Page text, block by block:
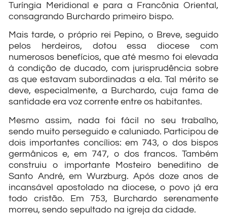
Turíngia Meridional e para a Francônia Oriental,
consagrando Burchardo primeiro bispo.
Mais tarde, o próprio rei Pepino, o Breve, seguido
pelos herdeiros, dotou essa diocese com
numerosos benefícios, que até mesmo foi elevada
à condição de ducado, com jurisprudência sobre
as que estavam subordinadas a ela. Tal mérito se
deve, especialmente, a Burchardo, cuja fama de
santidade era voz corrente entre os habitantes.
Mesmo assim, nada foi fácil no seu trabalho,
sendo muito perseguido e caluniado. Participou de
dois importantes concílios: em 743, o dos bispos
germânicos e, em 747, o dos francos. Também
construiu o importante Mosteiro beneditino de
Santo André, em Wurzburg. Após doze anos de
incansável apostolado na diocese, o povo já era
todo cristão. Em 753, Burchardo serenamente
morreu, sendo sepultado na igreja da cidade.